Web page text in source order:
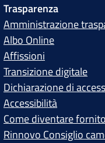
Trasparenza
Amministrazione
Albo Online
Affissioni
Transizione digitale
Dichiarazione di
Accessibilità
Come diventare
Rinnovo Consiglio